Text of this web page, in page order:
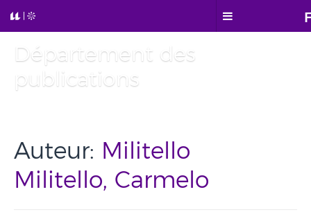
Département des
publications
Auteur: Militello
Militello, Carmelo